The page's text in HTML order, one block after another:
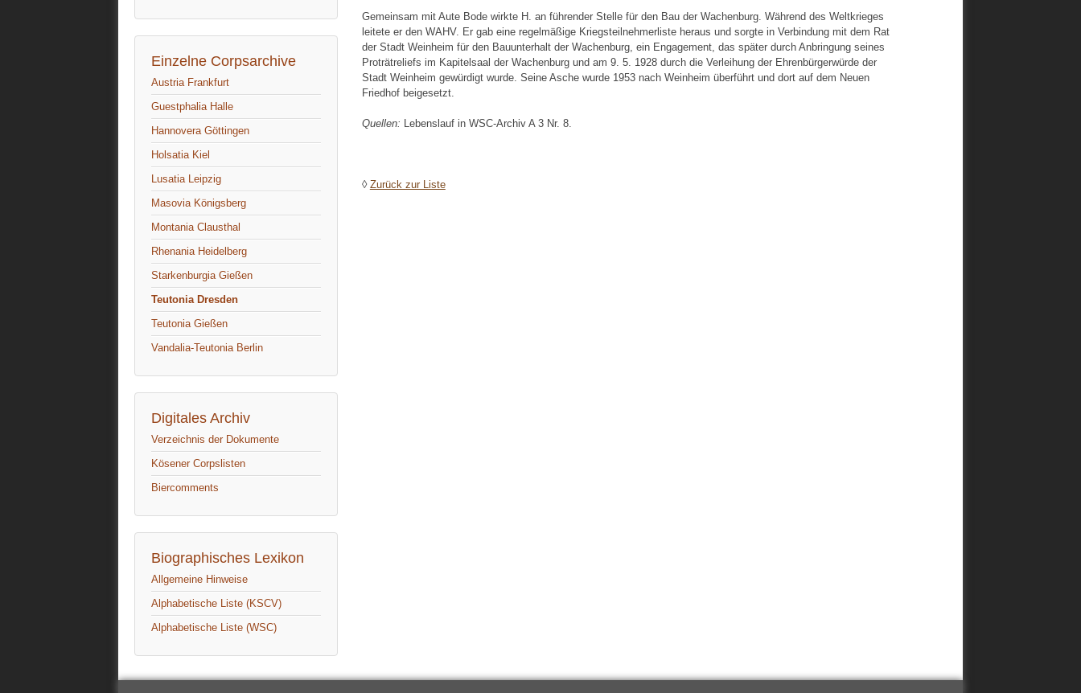
Einzelne Corpsarchive
Austria Frankfurt
Guestphalia Halle
Hannovera Göttingen
Holsatia Kiel
Lusatia Leipzig
Masovia Königsberg
Montania Clausthal
Rhenania Heidelberg
Starkenburgia Gießen
Teutonia Dresden
Teutonia Gießen
Vandalia-Teutonia Berlin
Digitales Archiv
Verzeichnis der Dokumente
Kösener Corpslisten
Biercomments
Biographisches Lexikon
Allgemeine Hinweise
Alphabetische Liste (KSCV)
Alphabetische Liste (WSC)
Gemeinsam mit Aute Bode wirkte H. an führender Stelle für den Bau der Wachenburg. Während des Weltkrieges
leitete er den WAHV. Er gab eine regelmäßige Kriegsteilnehmerliste heraus und sorgte in Verbindung mit dem Rat
der Stadt Weinheim für den Bauunterhalt der Wachenburg, ein Engagement, das später durch Anbringung seines
Proträtreliefs im Kapitelsaal der Wachenburg und am 9. 5. 1928 durch die Verleihung der Ehrenbürgerwürde der
Stadt Weinheim gewürdigt wurde. Seine Asche wurde 1953 nach Weinheim überführt und dort auf dem Neuen
Friedhof beigesetzt.
Quellen: Lebenslauf in WSC-Archiv A 3 Nr. 8.
◊ Zurück zur Liste